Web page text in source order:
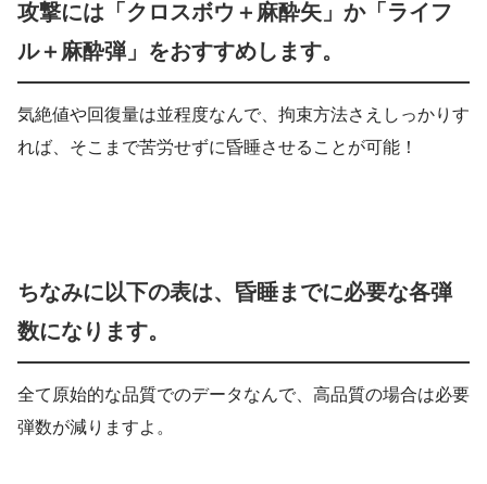
攻撃には「クロスボウ＋麻酔矢」か「ライフ
ル＋麻酔弾」をおすすめします。
気絶値や回復量は並程度なんで、拘束方法さえしっかりす
れば、そこまで苦労せずに昏睡させることが可能！
ちなみに以下の表は、昏睡までに必要な各弾
数になります。
全て原始的な品質でのデータなんで、高品質の場合は必要
弾数が減りますよ。